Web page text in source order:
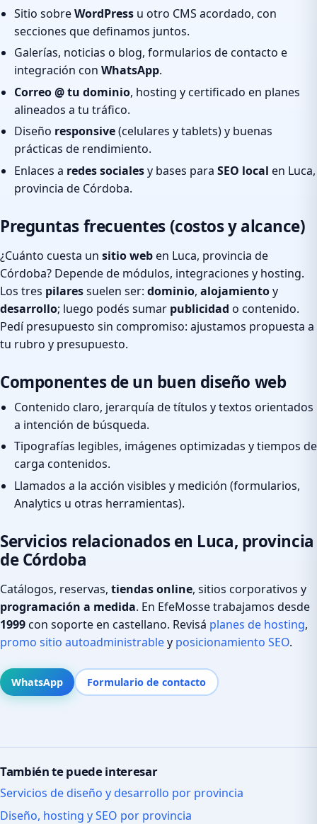
Sitio sobreWordPress u otro CMS acordado, con
secciones que definamos juntos.
Galerías, noticias o blog, formularios de contacto e
integración con WhatsApp.
Correo @ tu dominio, hosting y certificado en planes
alineados a tu tráfico.
Diseño responsive(celulares y tablets) y buenas
prácticas de rendimiento.
Enlaces a redes socialesy bases para SEO local en Luca,
provincia de Córdoba.
Preguntas frecuentes (costos y alcance)
¿Cuánto cuesta un sitio weben Luca, provincia de
Córdoba? Depende de módulos, integraciones y hosting.
Los tres pilaressuelen ser: dominio, alojamientoy
desarrollo; luego podés sumar publicidad o contenido.
Pedí presupuesto sin compromiso: ajustamos propuesta a
tu rubro y presupuesto.
Componentes de un buen diseño web
Contenido claro, jerarquía de títulos y textos orientados
a intención de búsqueda.
Tipografías legibles, imágenes optimizadas y tiempos de
carga contenidos.
Llamados a la acción visibles y medición (formularios,
Analytics u otras herramientas).
Servicios relacionados en Luca, provincia
de Córdoba
Catálogos, reservas, tiendas online, sitios corporativos y
programación a medida. En EfeMosse trabajamos desde
1999con soporte en castellano. Revisá planes de hosting,
promo sitio autoadministrabley posicionamiento SEO.
WhatsApp Formulario de contacto
También te puede interesar
Servicios de diseño y desarrollo por provincia
Diseño, hosting y SEO por provincia